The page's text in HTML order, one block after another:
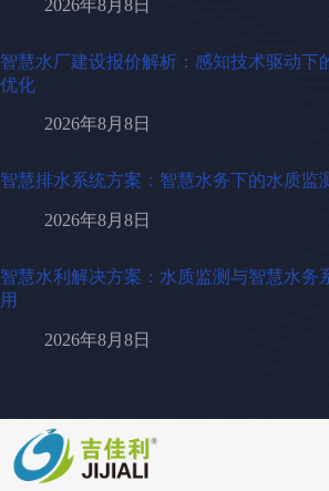
2026年8月8日
智慧水厂建设报价解析：感知技术驱动下
优化
2026年8月8日
智慧排水系统方案：智慧水务下的水质监
2026年8月8日
智慧水利解决方案：水质监测与智慧水务
用
2026年8月8日